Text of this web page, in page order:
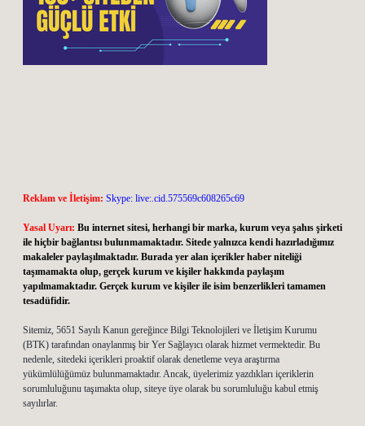
Reklam ve İletişim: Skype: live:.cid.575569c608265c69
Yasal Uyarı: Bu internet sitesi, herhangi bir marka, kurum veya şahıs şirketi
ile hiçbir bağlantısı bulunmamaktadır. Sitede yalnızca kendi hazırladığımız
makaleler paylaşılmaktadır. Burada yer alan içerikler haber niteliği
taşımamakta olup, gerçek kurum ve kişiler hakkında paylaşım
yapılmamaktadır. Gerçek kurum ve kişiler ile isim benzerlikleri tamamen
tesadüfidir.
Sitemiz, 5651 Sayılı Kanun gereğince Bilgi Teknolojileri ve İletişim Kurumu
(BTK) tarafından onaylanmış bir Yer Sağlayıcı olarak hizmet vermektedir. Bu
nedenle, sitedeki içerikleri proaktif olarak denetleme veya araştırma
yükümlülüğümüz bulunmamaktadır. Ancak, üyelerimiz yazdıkları içeriklerin
sorumluluğunu taşımakta olup, siteye üye olarak bu sorumluluğu kabul etmiş
sayılırlar.